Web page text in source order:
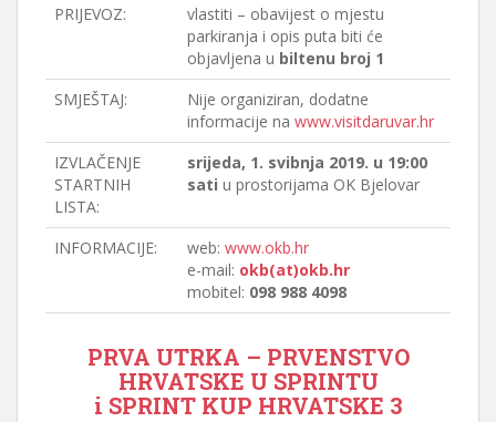
PRIJEVOZ:
vlastiti – obavijest o mjestu
parkiranja i opis puta biti će
objavljena u biltenu broj 1
SMJEŠTAJ:
Nije organiziran, dodatne
informacije na www.visitdaruvar.hr
IZVLAČENJE
STARTNIH
LISTA:
srijeda, 1. svibnja 2019. u 19:00
sati u prostorijama OK Bjelovar
INFORMACIJE: web: www.okb.hr
e-mail: okb(at)okb.hr
mobitel: 098 988 4098
PRVA UTRKA – PRVENSTVO
HRVATSKE U SPRINTU
i SPRINT KUP HRVATSKE 3